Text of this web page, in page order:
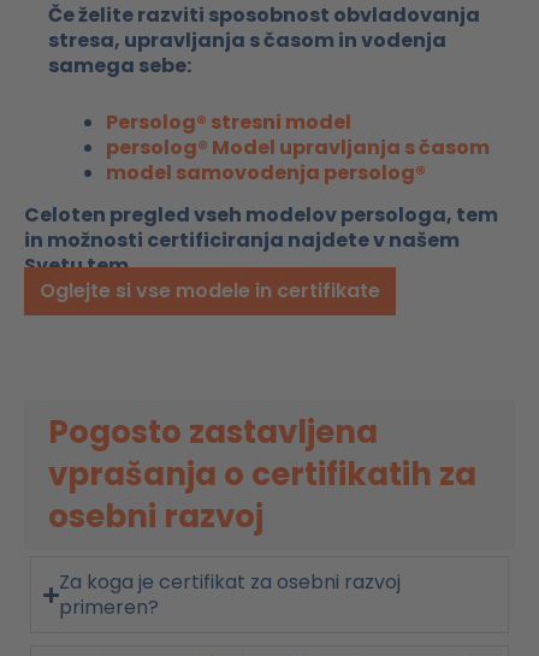
Če želite razviti sposobnost obvladovanja
stresa, upravljanja s časom in vodenja
samega sebe:
Persolog® stresni model
persolog® Model upravljanja s časom
model samovodenja persolog®
Celoten pregled vseh modelov persologa, tem
in možnosti certificiranja najdete v našem
Svetu tem.
Oglejte si vse modele in certifikate
Pogosto zastavljena
vprašanja o certifikatih za
osebni razvoj
Za koga je certifikat za osebni razvoj
primeren?